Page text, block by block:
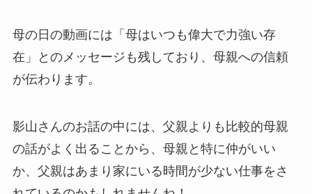
母の日の動画には「母はいつも偉大で力強い存
在」とのメッセージも残しており、母親への信頼
が伝わります。
影山さんのお話の中には、父親よりも比較的母親
の話がよく出ることから、母親と特に仲がいい
か、父親はあまり家にいる時間が少ない仕事をさ